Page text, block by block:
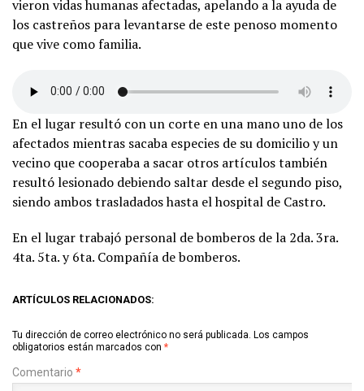
vieron vidas humanas afectadas, apelando a la ayuda de
los castreños para levantarse de este penoso momento
que vive como familia.
En el lugar resultó con un corte en una mano uno de los
afectados mientras sacaba especies de su domicilio y un
vecino que cooperaba a sacar otros artículos también
resultó lesionado debiendo saltar desde el segundo piso,
siendo ambos trasladados hasta el hospital de Castro.
En el lugar trabajó personal de bomberos de la 2da. 3ra.
4ta. 5ta. y 6ta. Compañía de bomberos.
ARTÍCULOS RELACIONADOS:
Tu dirección de correo electrónico no será publicada. Los campos
obligatorios están marcados con *
Comentario *